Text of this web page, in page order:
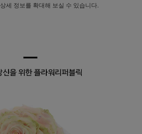
상세 정보를 확대해 보실 수 있습니다.